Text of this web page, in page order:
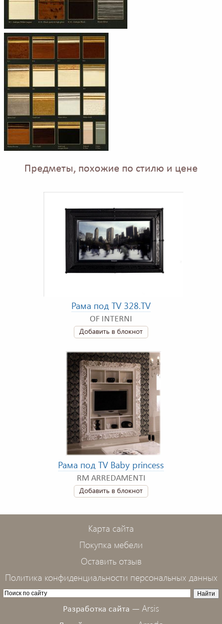
Предметы, похожие по стилю и цене
Рама под TV 328.TV
OF INTERNI
Добавить в блокнот
Рама под TV Baby princess
RM ARREDAMENTI
Добавить в блокнот
Карта сайта
Покупка мебели
Оставить отзыв
Политика конфиденциальности персональных данных
Разработка сайта — Arsis